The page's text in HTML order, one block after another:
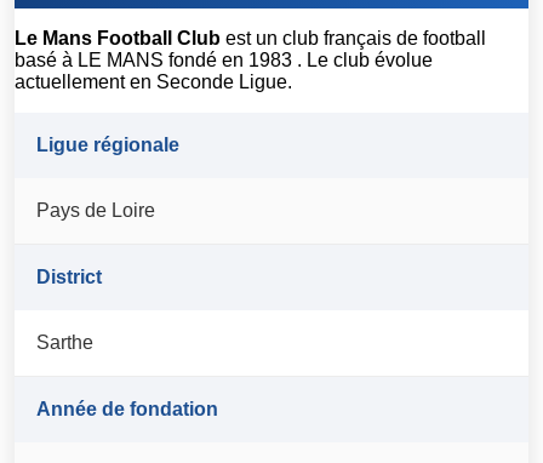
Le Mans Football Club est un club français de football
basé à LE MANS fondé en 1983 . Le club évolue
actuellement en Seconde Ligue.
Ligue régionale
Pays de Loire
District
Sarthe
Année de fondation